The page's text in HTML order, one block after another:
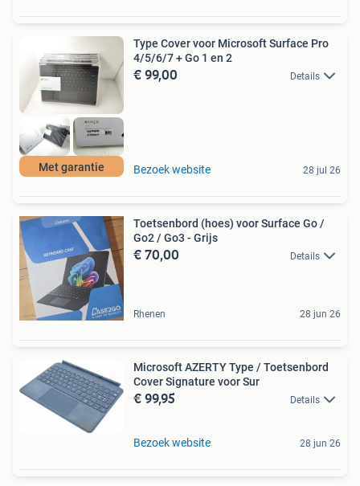
Met garantie
Type Cover voor Microsoft Surface Pro
4/5/6/7 + Go 1 en 2
€ 99,00 Details
Bezoek website 28 jul 26
Toetsenbord (hoes) voor Surface Go /
Go2 / Go3 - Grijs
€ 70,00 Details
Rhenen 28 jun 26
Microsoft AZERTY Type / Toetsenbord
Cover Signature voor Sur
€ 99,95 Details
Bezoek website 28 jun 26